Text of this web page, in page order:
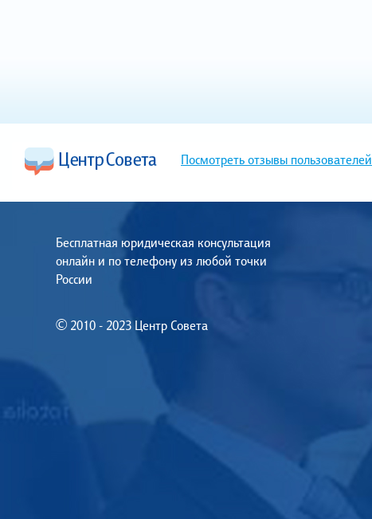
Посмотреть отзывы пользователей
Бесплатная юридическая консультация
онлайн и по телефону из любой точки
России
© 2010 - 2023 Центр Совета